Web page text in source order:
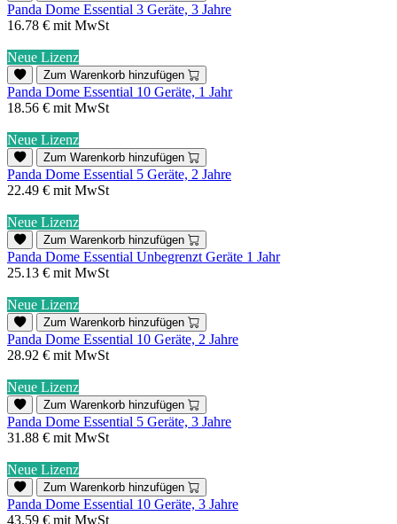
Panda Dome Essential 3 Geräte, 3 Jahre
16.78 € mit MwSt
Neue Lizenz
Zum Warenkorb hinzufügen
Panda Dome Essential 10 Geräte, 1 Jahr
18.56 € mit MwSt
Neue Lizenz
Zum Warenkorb hinzufügen
Panda Dome Essential 5 Geräte, 2 Jahre
22.49 € mit MwSt
Neue Lizenz
Zum Warenkorb hinzufügen
Panda Dome Essential Unbegrenzt Geräte 1 Jahr
25.13 € mit MwSt
Neue Lizenz
Zum Warenkorb hinzufügen
Panda Dome Essential 10 Geräte, 2 Jahre
28.92 € mit MwSt
Neue Lizenz
Zum Warenkorb hinzufügen
Panda Dome Essential 5 Geräte, 3 Jahre
31.88 € mit MwSt
Neue Lizenz
Zum Warenkorb hinzufügen
Panda Dome Essential 10 Geräte, 3 Jahre
43.59 € mit MwSt